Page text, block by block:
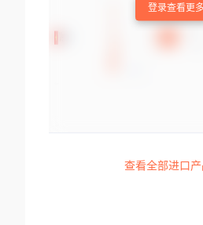
登录查看更多
查看全部进口产